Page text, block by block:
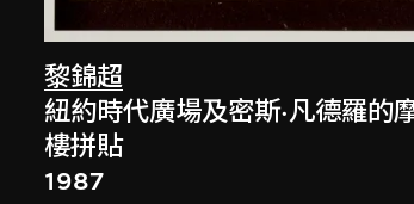
黎錦超
紐約時代廣場及密斯·凡德羅的
樓拼貼
1987